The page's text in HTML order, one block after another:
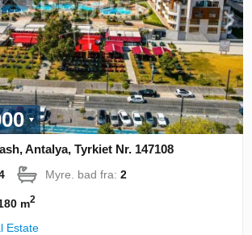
Antalya, Tyrkiet Nr. 147108
Myre. bad fra:2
m2
Estate